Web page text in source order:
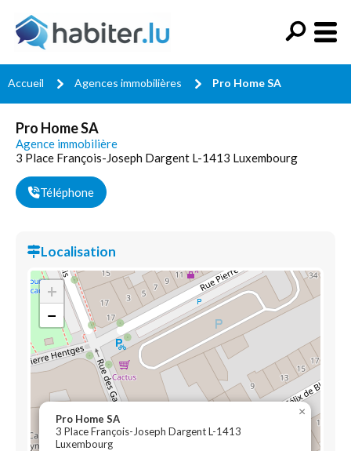
Accueil Agences immobilières Pro Home SA
Pro Home SA
Agence immobilière
3 Place François-Joseph Dargent L-1413 Luxembourg
Téléphone
Localisation
Pro Home SA
3 Place François-Joseph Dargent L-1413
Luxembourg
×
+
−